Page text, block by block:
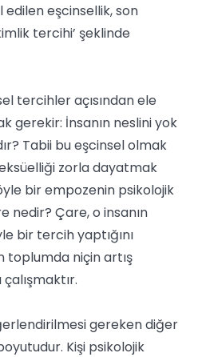
eşcinsellik, son
tercihi’ şeklinde
tercihler açısından ele
gerekir: İnsanın neslini yok
Tabii bu eşcinsel olmak
zorla dayatmak
bir empozenin psikolojik
nedir? Çare, o insanın
bir tercih yaptığını
toplumda niçin artış
gereken diğer
Kişi psikolojik